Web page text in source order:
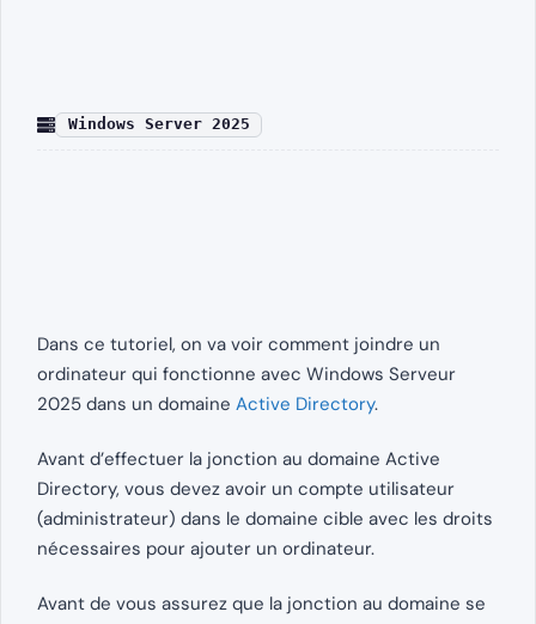
Windows Server 2025
Dans ce tutoriel, on va voir comment joindre un
ordinateur qui fonctionne avec Windows Serveur
2025 dans un domaine Active Directory.
Avant d’effectuer la jonction au domaine Active
Directory, vous devez avoir un compte utilisateur
(administrateur) dans le domaine cible avec les droits
nécessaires pour ajouter un ordinateur.
Avant de vous assurez que la jonction au domaine se